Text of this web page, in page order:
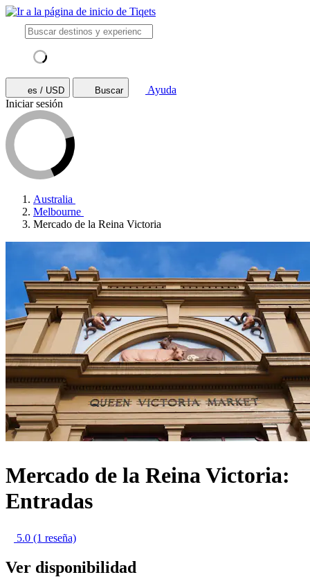
es / USD Buscar
Ayuda
Iniciar sesión
Australia
Melbourne
Mercado de la Reina Victoria
Mercado de la Reina Victoria:
Entradas
5.0 (1 reseña)
Ver disponibilidad